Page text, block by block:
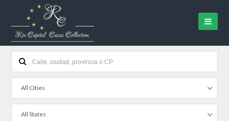
All Cities
All States